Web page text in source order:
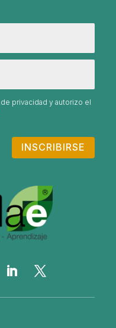
privacidad y autorizo el
INSCRIBIRSE